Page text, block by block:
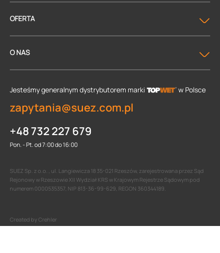
OFERTA
O NAS
Jesteśmy generalnym dystrybutorem marki w Polsce
zapytania@suez.com.pl
+48 732 227 679
Pon. - Pt. od 7:00 do 16:00
SUEZ Sp. z o.o. , ul. Langiewicza 18 35-021 Rzeszów, zarejestrowana przez Sąd
Rejonowy w Rzeszowie XII Wydział KRS w Krajowym Rejestrze Sądowym pod
numerem 0000535357, NIP 813-36-99-629, REGON 360344189.
Created by Crehler